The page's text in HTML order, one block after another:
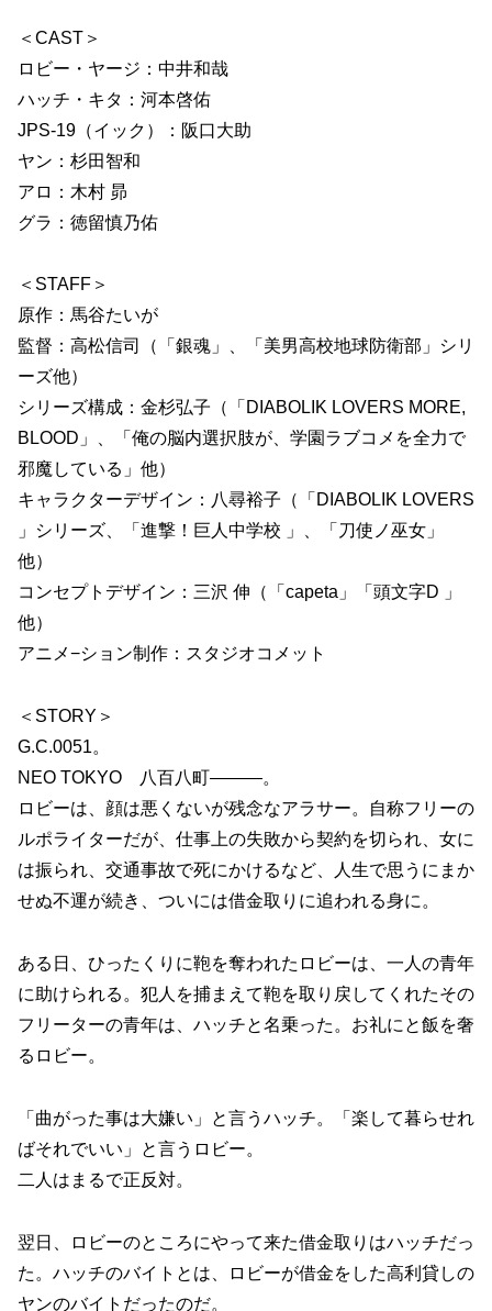
＜CAST＞
ロビー・ヤージ：中井和哉
ハッチ・キタ：河本啓佑
JPS-19（イック）：阪口大助
ヤン：杉田智和
アロ：木村 昴
グラ：徳留慎乃佑
＜STAFF＞
原作：馬谷たいが
監督：高松信司（「銀魂」、「美男高校地球防衛部」シリ
ーズ他）
シリーズ構成：金杉弘子（「DIABOLIK LOVERS MORE,
BLOOD」、「俺の脳内選択肢が、学園ラブコメを全力で
邪魔している」他）
キャラクターデザイン：八尋裕子（「DIABOLIK LOVERS
」シリーズ、「進撃！巨人中学校 」、「刀使ノ巫女」
他）
コンセプトデザイン：三沢 伸（「capeta」「頭文字D 」
他）
アニメ−ション制作：スタジオコメット
＜STORY＞
G.C.0051。
NEO TOKYO 八百八町———。
ロビーは、顔は悪くないが残念なアラサー。自称フリーの
ルポライターだが、仕事上の失敗から契約を切られ、女に
は振られ、交通事故で死にかけるなど、人生で思うにまか
せぬ不運が続き、ついには借金取りに追われる身に。
ある日、ひったくりに鞄を奪われたロビーは、一人の青年
に助けられる。犯人を捕まえて鞄を取り戻してくれたその
フリーターの青年は、ハッチと名乗った。お礼にと飯を奢
るロビー。
「曲がった事は大嫌い」と言うハッチ。「楽して暮らせれ
ばそれでいい」と言うロビー。
二人はまるで正反対。
翌日、ロビーのところにやって来た借金取りはハッチだっ
た。ハッチのバイトとは、ロビーが借金をした高利貸しの
ヤンのバイトだったのだ。